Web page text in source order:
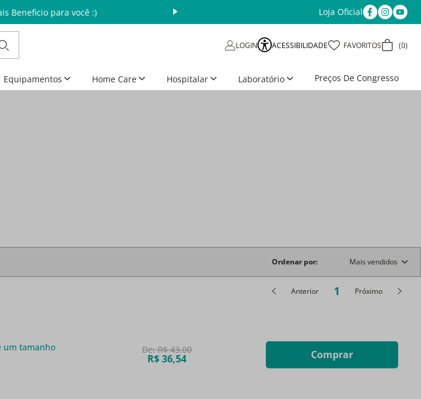
Beneficio para você :) Aproveite as Ofertas da Semana Últimos dias
Loja Oficial
LOGIN ACESSIBILIDADE FAVORITOS 0
Equipamentos Home Care Hospitalar Laboratório Preços De Congresso
Ordenar por Mais vendidos
Anterior 1 Próximo
um tamanho De:R$ 43,00
R$ 36,54 Comprar